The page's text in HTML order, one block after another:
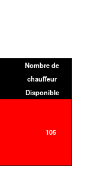
Nombre de
chauffeur
Disponible
105